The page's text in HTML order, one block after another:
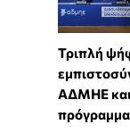
Τριπλή
ΑΔΜΗΕ και
πρόγραμμα